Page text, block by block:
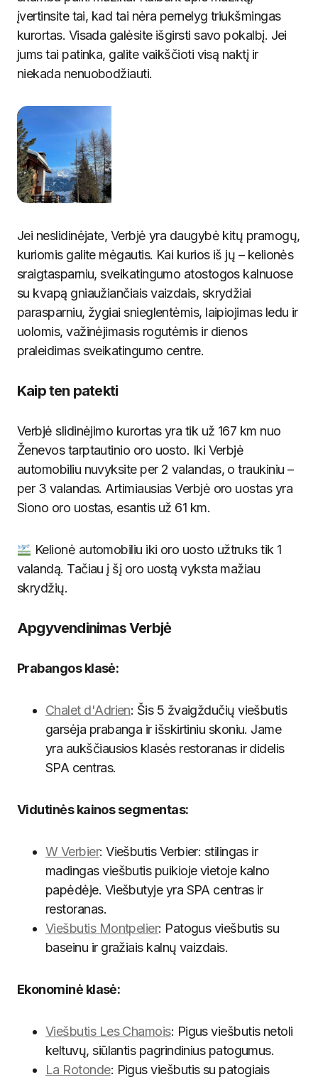
įvertinsite tai, kad tai nėra pernelyg triukšmingas
kurortas. Visada galėsite išgirsti savo pokalbį. Jei
jums tai patinka, galite vaikščioti visą naktį ir
niekada nenuobodžiauti.
Jei neslidinėjate, Verbjė yra daugybė kitų pramogų,
kuriomis galite mėgautis. Kai kurios iš jų – kelionės
sraigtasparniu, sveikatingumo atostogos kalnuose
su kvapą gniaužiančiais vaizdais, skrydžiai
parasparniu, žygiai snieglentėmis, laipiojimas ledu ir
uolomis, važinėjimasis rogutėmis ir dienos
praleidimas sveikatingumo centre.
Kaip ten patekti
Verbjė slidinėjimo kurortas yra tik už 167 km nuo
Ženevos tarptautinio oro uosto. Iki Verbjė
automobiliu nuvyksite per 2 valandas, o traukiniu –
per 3 valandas. Artimiausias Verbjė oro uostas yra
Siono oro uostas, esantis už 61 km.
Kelionė automobiliu iki oro uosto užtruks tik 1
valandą. Tačiau į šį oro uostą vyksta mažiau
skrydžių.
Apgyvendinimas Verbjė
Prabangos klasė:
Chalet d'Adrien: Šis 5 žvaigždučių viešbutis
garsėja prabanga ir išskirtiniu skoniu. Jame
yra aukščiausios klasės restoranas ir didelis
SPA centras.
Vidutinės kainos segmentas:
W Verbier: Viešbutis Verbier: stilingas ir
madingas viešbutis puikioje vietoje kalno
papėdėje. Viešbutyje yra SPA centras ir
restoranas.
Viešbutis Montpelier: Patogus viešbutis su
baseinu ir gražiais kalnų vaizdais.
Ekonominė klasė:
Viešbutis Les Chamois: Pigus viešbutis netoli
keltuvų, siūlantis pagrindinius patogumus.
La Rotonde: Pigus viešbutis su patogiais